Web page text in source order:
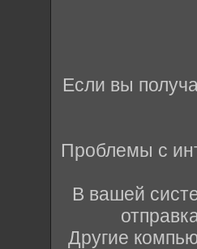
Если вы
Проблемы с
В вашей
Другие